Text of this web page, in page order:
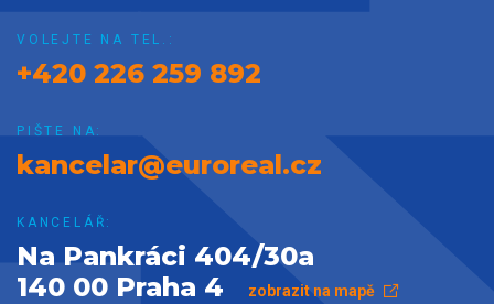
VOLEJTE NA TEL.:
+420 226 259 892
PIŠTE NA:
kancelar@euroreal.cz
KANCELÁŘ:
Na Pankráci 404/30a
140 00 Praha 4
zobrazit na mapě